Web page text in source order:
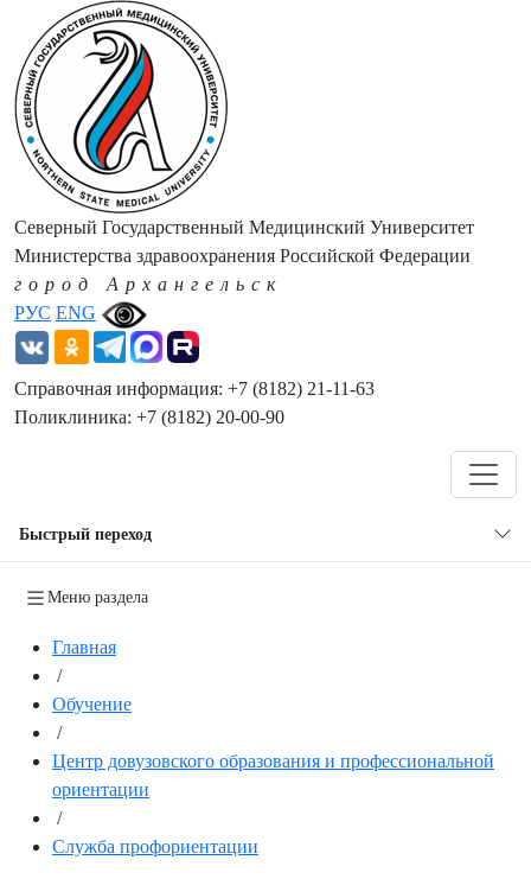
РУС ENG
Северный Государственный Медицинский Университет
Министерства здравоохранения Российской Федерации
город Архангельск
Справочная информация: +7 (8182) 21-11-63
Поликлиника: +7 (8182) 20-00-90
Быстрый переход
Меню раздела
Главная
/
Обучение
/
Центр довузовского образования и профессиональной
ориентации
/
Служба профориентации